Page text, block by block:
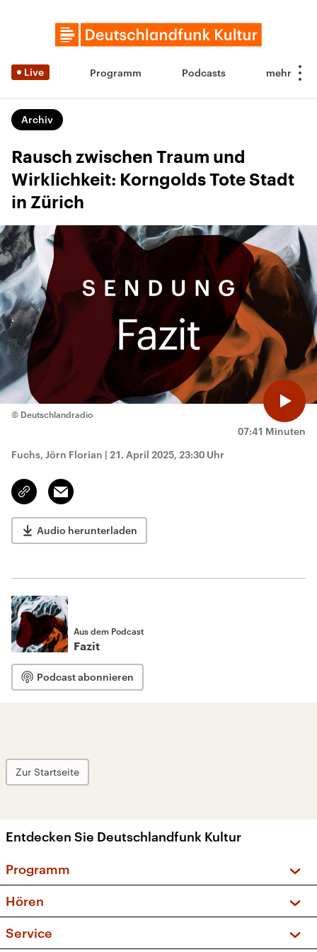
Live Programm Podcasts
Archiv
Rausch zwischen Traum und
Wirklichkeit: Korngolds Tote Stadt
in Zürich
07:41 Minuten
© Deutschlandradio
Fuchs, Jörn Florian | 21. April 2025, 23:30 Uhr
Link
kopieren/teilen
Email
Audio herunterladen
Aus dem Podcast
Fazit
Podcast abonnieren
Zur Startseite
Entdecken Sie Deutschlandfunk Kultur
Programm
Sendungen und Podcasts
Musikliste
Hören
Service